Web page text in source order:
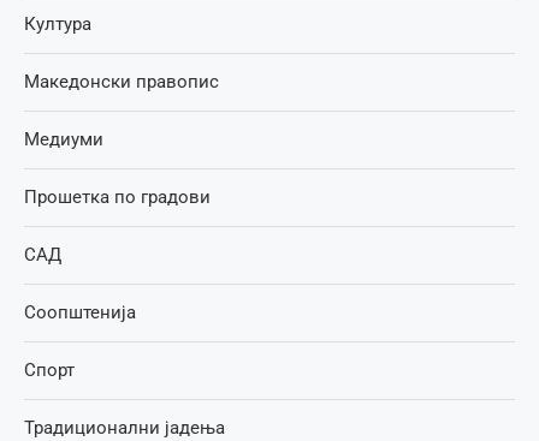
Култура
Македонски правопис
Медиуми
Прошетка по градови
САД
Соопштенија
Спорт
Традиционални јадења